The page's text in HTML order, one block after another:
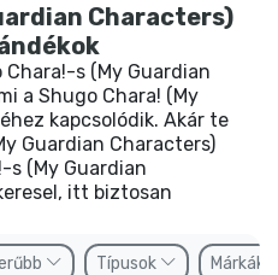
Characters)
s (My Guardian
a Shugo Chara! (My
kapcsolódik. Akár te
Guardian Characters)
s (My Guardian
itt biztosan
Típusok Márkák